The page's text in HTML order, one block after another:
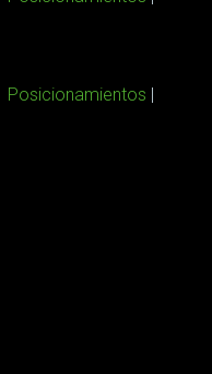
Posicionamientos